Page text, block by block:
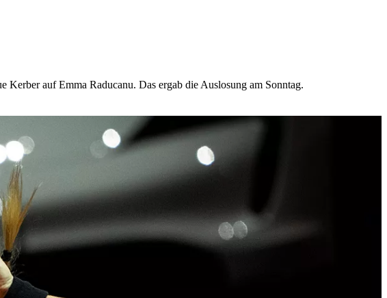
auf Emma Raducanu. Das ergab die Auslosung am Sonntag.